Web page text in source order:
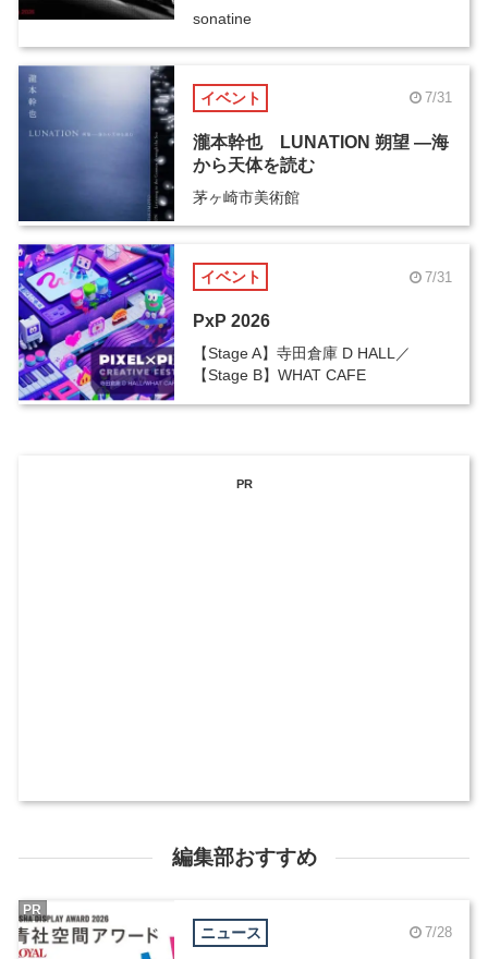
sonatine
イベント 7/31
瀧本幹也 LUNATION 朔望 ―海
から天体を読む
茅ヶ崎市美術館
イベント 7/31
PxP 2026
【Stage A】寺田倉庫 D HALL／
【Stage B】WHAT CAFE
PR
編集部おすすめ
ニュース 7/28
PR